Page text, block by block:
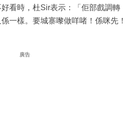
看時，杜Sir表示：「佢部戲調轉
一樣。要城寨嚟做咩啫！係咪先！
廣告